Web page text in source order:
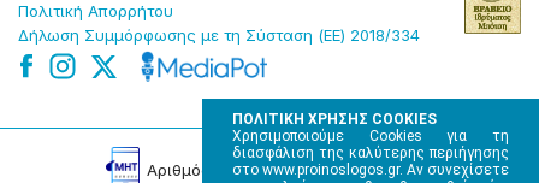
ΠΟΛΙΤΙΚΗ ΧΡΗΣΗΣ COOKIES
Χρησιμοποιούμε Cookies για τη
διασφάλιση της καλύτερης περιήγησης
στο www.proinoslogos.gr. Αν συνεχίσετε
Πολɩτɩκή Απορρήτου
Δήλωση Συμμόρφωσης με τη Σύσταση (ΕΕ) 2018/334
Αρɩθμός Πɩστοποίησης Μ.Η.Τ. 220242